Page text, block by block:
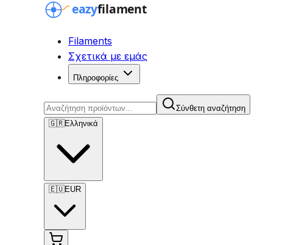
Filaments
Σχετικά με εμάς
Πληροφορίες
Σύνθετη αναζήτηση
🇬🇷Ελληνικά
🇪🇺EUR